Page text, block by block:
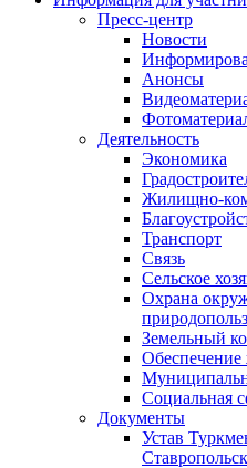
Пресс-центр
Новости
Анонсы
Деятельность
Экономика
Жилищно-
Транспорт
Связь
Сельское
Охрана
Земельный
Социальная
Документы
Устав